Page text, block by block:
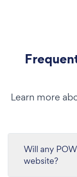
Learn more
Will any
website?